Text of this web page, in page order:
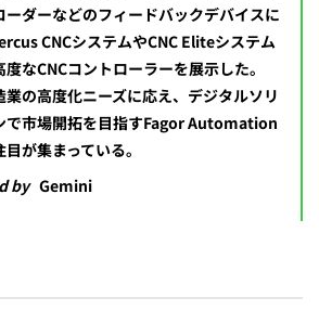
ーダーなどのフィードバックデバイスに
CNCシステムやCNC Eliteシステム
度なCNCコントローラーを展示した。
業の高度化ニーズに応え、デジタルソリ
で市場開拓を目指すFagor Automation
が集まっている。
by Gemini